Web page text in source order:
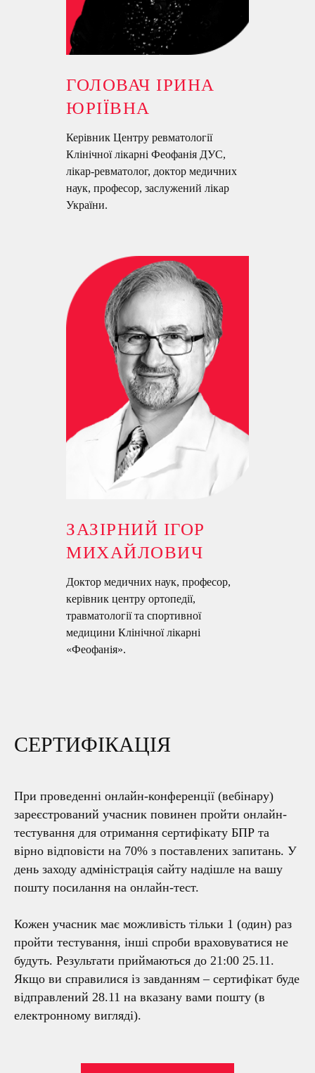
ГОЛОВАЧ ІРИНА
ЮРІЇВНА
Керівник Центру ревматології
Клінічної лікарні Феофанія ДУС,
лікар-ревматолог, доктор медичних
наук, професор, заслужений лікар
України.
ЗАЗІРНИЙ ІГОР
МИХАЙЛОВИЧ
Доктор медичних наук, професор,
керівник центру ортопедії,
травматології та спортивної
медицини Клінічної лікарні
«Феофанія».
СЕРТИФІКАЦІЯ
При проведенні онлайн-конференції (вебінару)
зареєстрований учасник повинен пройти онлайн-
тестування для отримання сертифікату БПР та
вірно відповісти на 70% з поставлених запитань. У
день заходу адміністрація сайту надішле на вашу
пошту посилання на онлайн-тест.
Кожен учасник має можливість тільки 1 (один) раз
пройти тестування, інші спроби враховуватися не
будуть. Результати приймаються до 21:00 25.11.
Якщо ви справилися із завданням – сертифікат буде
відправлений 28.11 на вказану вами пошту (в
електронному вигляді).